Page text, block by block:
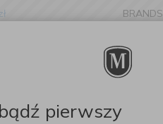
BRANDS
OGRÓD
is not Polish. Would you like to
pierwszy